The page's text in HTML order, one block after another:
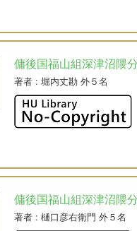
傭後国福山組深津沼隈
著者: 堀内丈勘 外５名
傭後国福山組深津沼隈
著者: 樋口彦右衛門 外５名